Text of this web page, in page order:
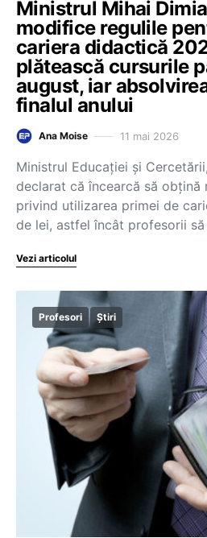
Ministrul Mihai
modifice regulile
cariera didactică
plătească cursurile
august, iar
finalul anului
Ana Moise 11 mai 2026
Ministrul Educației și
declarat că încearcă să
privind utilizarea primei de
de lei, astfel încât profesorii
Vezi articolul
Profesori Știri